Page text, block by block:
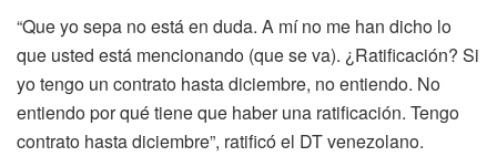
“Que yo sepa no está en duda. A mí no me han dicho lo
que usted está mencionando (que se va). ¿Ratificación? Si
yo tengo un contrato hasta diciembre, no entiendo. No
entiendo por qué tiene que haber una ratificación. Tengo
contrato hasta diciembre”, ratificó el DT venezolano.